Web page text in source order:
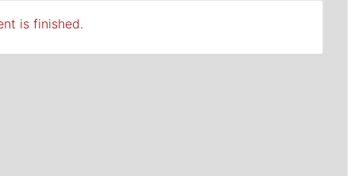
is finished.